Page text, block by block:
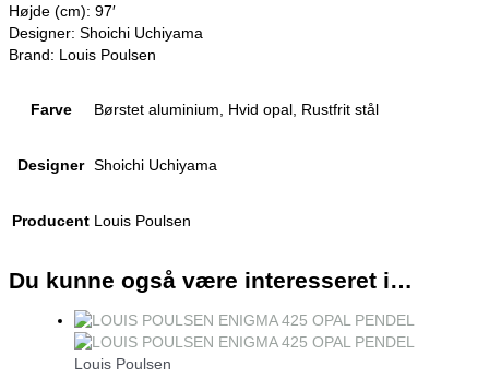
Højde (cm): 97′
Designer: Shoichi Uchiyama
Brand: Louis Poulsen
Farve Børstet aluminium, Hvid opal, Rustfrit stål
Designer Shoichi Uchiyama
Producent Louis Poulsen
Du kunne også være interesseret i…
Louis Poulsen